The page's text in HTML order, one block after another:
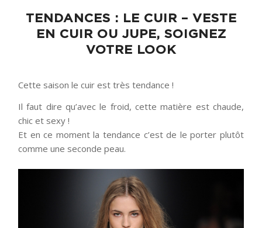
TENDANCES : LE CUIR – VESTE
EN CUIR OU JUPE, SOIGNEZ
VOTRE LOOK
Cette saison le cuir est très tendance !
Il faut dire qu’avec le froid, cette matière est chaude,
chic et sexy !
Et en ce moment la tendance c’est de le porter plutôt
comme une seconde peau.